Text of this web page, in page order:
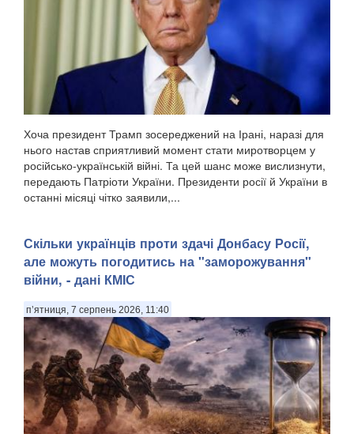
Хоча президент Трамп зосереджений на Ірані, наразі для
нього настав сприятливий момент стати миротворцем у
російсько-українській війні. Та цей шанс може вислизнути,
передають Патріоти України. Президенти росії й України в
останні місяці чітко заявили,...
Скільки українців проти здачі Донбасу Росії,
але можуть погодитись на "заморожування"
війни, - дані КМІС
п’ятниця, 7 серпень 2026, 11:40